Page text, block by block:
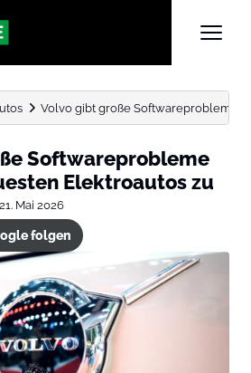
Volvo gibt große Softwareprobleme
Softwareprobleme
Elektroautos zu
21. Mai 2026
folgen